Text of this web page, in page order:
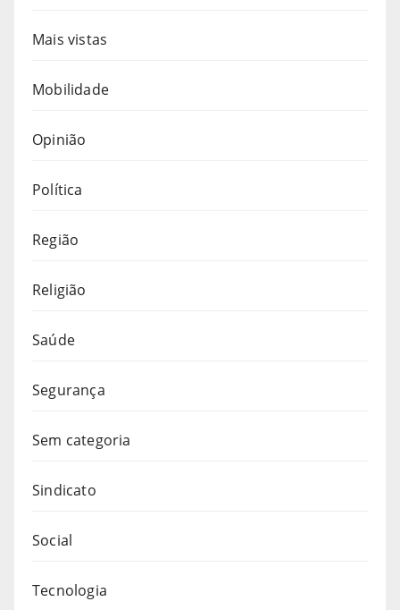
Mais vistas
Mobilidade
Opinião
Política
Região
Religião
Saúde
Segurança
Sem categoria
Sindicato
Social
Tecnologia